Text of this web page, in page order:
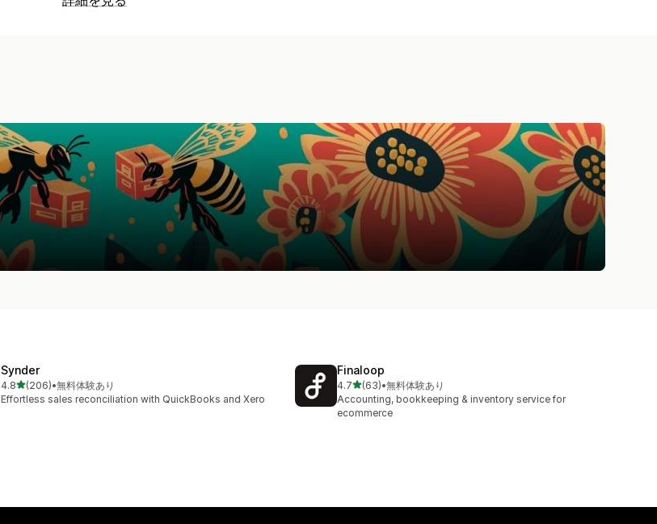
Synder
4.85つ星中
(206)
合計レビュー数：206件
•無料体験あり
Effortless sales reconciliation with QuickBooks and Xero
Finaloop
4.75つ星中
(63)
合計レビュー数：63件
•無料体験あり
Accounting, bookkeeping & inventory service for
ecommerce